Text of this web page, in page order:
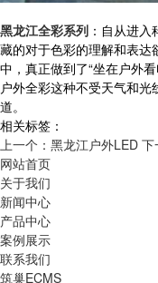
黑龙江全彩系列 ：自从进
藏的对于色彩的理解和表
中，真正做到了“坐在户外
户外全彩这种不受天气和
道。
相关标签：
上一个：黑龙江户外LED 下
网站首页
关于我们
新闻中心
产品中心
案例展示
联系我们
筑巢ECMS